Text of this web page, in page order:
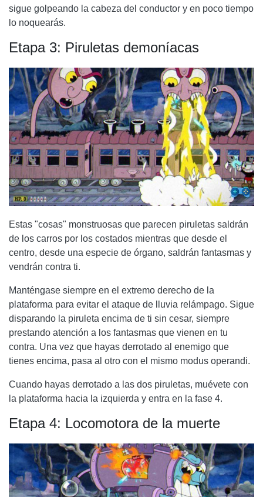
sigue golpeando la cabeza del conductor y en poco tiempo
lo noquearás.
Etapa 3: Piruletas demoníacas
Estas "cosas" monstruosas que parecen piruletas saldrán
de los carros por los costados mientras que desde el
centro, desde una especie de órgano, saldrán fantasmas y
vendrán contra ti.
Manténgase siempre en el extremo derecho de la
plataforma para evitar el ataque de lluvia relámpago. Sigue
disparando la piruleta encima de ti sin cesar, siempre
prestando atención a los fantasmas que vienen en tu
contra. Una vez que hayas derrotado al enemigo que
tienes encima, pasa al otro con el mismo modus operandi.
Cuando hayas derrotado a las dos piruletas, muévete con
la plataforma hacia la izquierda y entra en la fase 4.
Etapa 4: Locomotora de la muerte